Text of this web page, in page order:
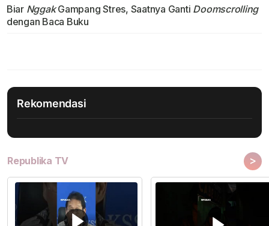
Biar NggakGampang Stres, Saatnya Ganti Doomscrolling
dengan Baca Buku
Rekomendasi
Republika TV >